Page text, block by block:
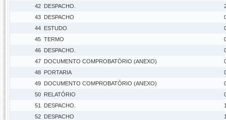
42 DESPACHO.
43 DESPACHO
44 ESTUDO
45 TERMO
46 DESPACHO.
47 DOCUMENTO COMPROBATÓRIO (ANEXO)
48 PORTARIA
49 DOCUMENTO COMPROBATÓRIO (ANEXO)
50 RELATÓRIO
51
DESPACHO.
52 DESPACHO